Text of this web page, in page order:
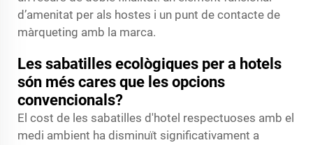
d’amenitat per als hostes i un punt de contacte de
màrqueting amb la marca.
Les sabatilles ecològiques per a hotels
són més cares que les opcions
convencionals?
El cost de les sabatilles d'hotel respectuoses amb el
medi ambient ha disminuït significativament a